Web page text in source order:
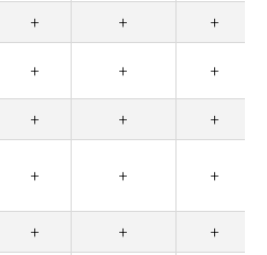
+ +
+
+ + +
+ +
+
+ + +
+ +
+